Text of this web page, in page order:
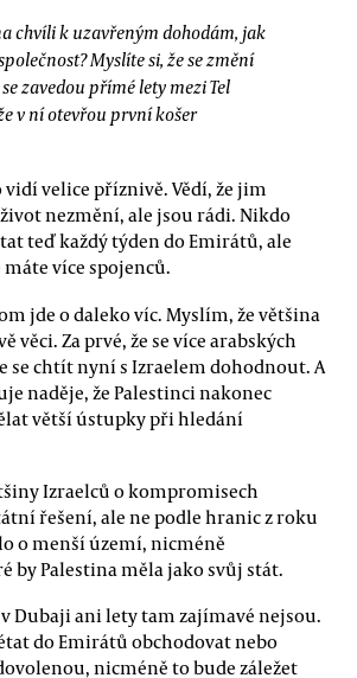
chvíli k uzavřeným dohodám, jak
Myslíte si, že se změní
zavedou přímé lety mezi Tel
v ní otevřou první košer
velice příznivě. Vědí, že jim
nezmění, ale jsou rádi. Nikdo
teď každý týden do Emirátů, ale
máte více spojenců.
jde o daleko víc. Myslím, že většina
věci. Za prvé, že se více arabských
se chtít nyní s Izraelem dohodnout. A
naděje, že Palestinci nakonec
větší ústupky při hledání
Izraelců o kompromisech
řešení, ale ne podle hranic z roku
o menší území, nicméně
by Palestina měla jako svůj stát.
Dubaji ani lety tam zajímavé nejsou.
do Emirátů obchodovat nebo
nicméně to bude záležet